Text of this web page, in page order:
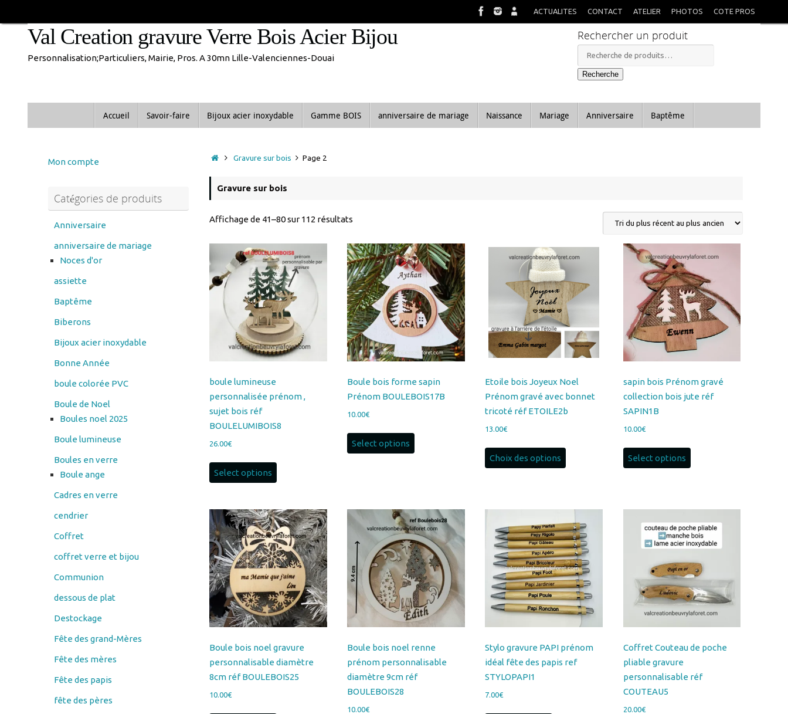
En congés jusque 18 aout inclus. Vous pouvez commander, les commandes seront traitées à mon retour.
au
contenu
ACTUALITES CONTACT ATELIER PHOTOS COTE PROS
Val Creation gravure Verre Bois Acier Bijou
Personnalisation;Particuliers, Mairie, Pros. A 30mn Lille-Valenciennes-Douai
Rechercher un produit
Recherche
pour :
Recherche
Accueil Savoir-faire Bijoux acier inoxydable Gamme BOIS anniversaire de mariage Naissance Mariage Anniversaire Baptême
AccueilGravure sur bois Page 2
Gravure sur bois
Affichage de 41–80 sur 112 résultats
plus
récent
au
plus
ancien
boule lumineuse
personnalisée prénom ,
sujet bois réf
BOULELUMIBOIS8
26.00€
Select options
Boule bois forme sapin
Prénom BOULEBOIS17B
10.00€
Select options
Etoile bois Joyeux Noel
Prénom gravé avec bonnet
tricoté réf ETOILE2b
13.00€
Choix des options
options
peuvent
être
choisies
sur
la
page
produit
sapin bois Prénom gravé
collection bois jute réf
SAPIN1B
10.00€
Select options
Boule bois noel gravure
personnalisable diamètre
8cm réf BOULEBOIS25
10.00€
Boule bois noel renne
prénom personnalisable
diamètre 9cm réf
BOULEBOIS28
10.00€
Stylo gravure PAPI prénom
idéal fête des papis ref
STYLOPAPI1
7.00€
Coffret Couteau de poche
pliable gravure
personnalisable réf
COUTEAU5
20.00€
Mon compte
Catégories de produits
Anniversaire
anniversaire de mariage
Noces d'or
assiette
Baptême
Biberons
Bijoux acier inoxydable
Bonne Année
boule colorée PVC
Boule de Noel
Boules noel 2025
Boule lumineuse
Boules en verre
Boule ange
Cadres en verre
cendrier
Coffret
coffret verre et bijou
Communion
dessous de plat
Destockage
Fête des grand-Mères
Fête des mères
Fête des papis
fête des pères